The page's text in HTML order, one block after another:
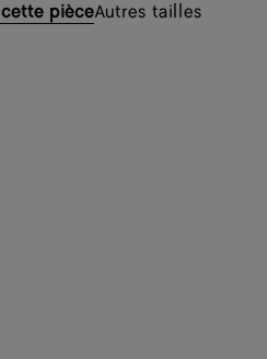
pièceAutres tailles